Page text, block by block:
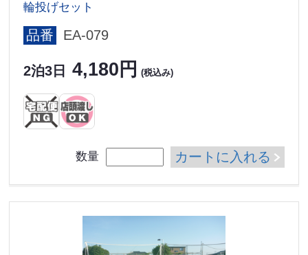
輪投げセット
品番 EA-079
2泊3日 4,180円 (税込み)
数量 カートに入れる